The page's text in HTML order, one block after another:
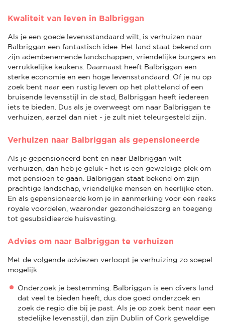
Kwaliteit van leven in Balbriggan
Als je een goede levensstandaard wilt, is verhuizen naar
Balbriggan een fantastisch idee. Het land staat bekend om
zijn adembenemende landschappen, vriendelijke burgers en
verrukkelijke keukens. Daarnaast heeft Balbriggan een
sterke economie en een hoge levensstandaard. Of je nu op
zoek bent naar een rustig leven op het platteland of een
bruisende levensstijl in de stad, Balbriggan heeft iedereen
iets te bieden. Dus als je overweegt om naar Balbriggan te
verhuizen, aarzel dan niet - je zult niet teleurgesteld zijn.
Verhuizen naar Balbriggan als gepensioneerde
Als je gepensioneerd bent en naar Balbriggan wilt
verhuizen, dan heb je geluk - het is een geweldige plek om
met pensioen te gaan. Balbriggan staat bekend om zijn
prachtige landschap, vriendelijke mensen en heerlijke eten.
En als gepensioneerde kom je in aanmerking voor een reeks
royale voordelen, waaronder gezondheidszorg en toegang
tot gesubsidieerde huisvesting.
Advies om naar Balbriggan te verhuizen
Met de volgende adviezen verloopt je verhuizing zo soepel
mogelijk:
Onderzoek je bestemming. Balbriggan is een divers land
dat veel te bieden heeft, dus doe goed onderzoek en
zoek de regio die bij je past. Als je op zoek bent naar een
stedelijke levensstijl, dan zijn Dublin of Cork geweldige